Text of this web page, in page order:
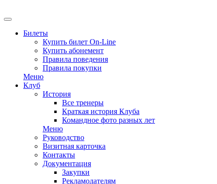
Билеты
Купить билет On-Line
Купить абонемент
Правила поведения
Правила покупки
Меню
Клуб
История
Все тренеры
Краткая история Клуба
Командное фото разных лет
Меню
Руководство
Визитная карточка
Контакты
Документация
Закупки
Рекламодателям